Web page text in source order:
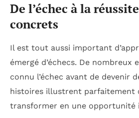
De l’échec à la
concrets
Il est tout aussi important
émergé d’échecs. De
connu l’échec avant de devenir
histoires illustrent parfaitement
transformer en une opportunité